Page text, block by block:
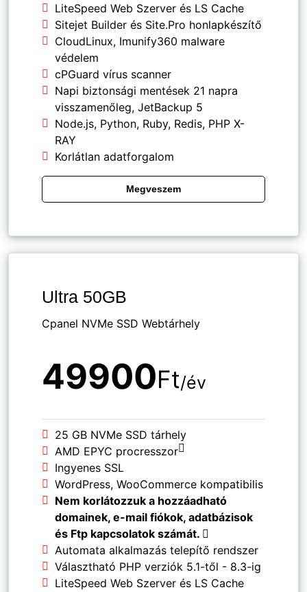
LiteSpeed Web Szerver és LS Cache
Sitejet Builder és Site.Pro honlapkészítő
CloudLinux, Imunify360 malware
védelem
cPGuard vírus scanner
Napi biztonsági mentések 21 napra
visszamenőleg, JetBackup 5
Node.js, Python, Ruby, Redis, PHP X-
RAY
Korlátlan adatforgalom
Megveszem
Ultra 50GB
Cpanel NVMe SSD Webtárhely
49900Ft/év
25 GB NVMe SSD tárhely
AMD EPYC procresszor
Ingyenes SSL
WordPress, WooCommerce kompatibilis
Nem korlátozzuk a hozzáadható
domainek, e-mail fiókok, adatbázisok
és Ftp kapcsolatok számát.
Automata alkalmazás telepítő rendszer
Választható PHP verziók 5.1-től - 8.3-ig
LiteSpeed Web Szerver és LS Cache